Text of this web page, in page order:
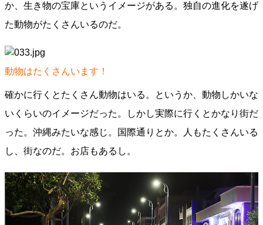
か、生き物の宝庫というイメージがある。独自の進化を遂げ
た動物がたくさんいるのだ。
動物はたくさんいます！
確かに行くとたくさん動物はいる。というか、動物しかいな
いくらいのイメージだった。しかし実際に行くとかなり街だ
った。沖縄みたいな感じ。国際通りとか。人もたくさんいる
し、街なのだ。お店もあるし。